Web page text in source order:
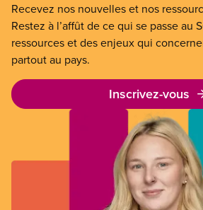
Recevez nos nouvelles et nos
Restez à l’affût de ce qui se passe au
ressources et des enjeux qui
partout au pays.
Inscrivez-vous